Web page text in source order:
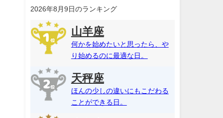
2026年8月9日のランキング
山羊座
何かを始めたいと思ったら、や
り始めるのに最適な日。
天秤座
ほんの少しの違いにもこだわる
ことができる日。